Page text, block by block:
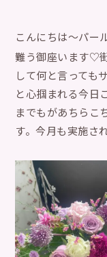
こんにちは〜パー
難う御座います♡
して何と言っても
と心掴まれる今日
までもがあちらこ
す。今月も実施さ